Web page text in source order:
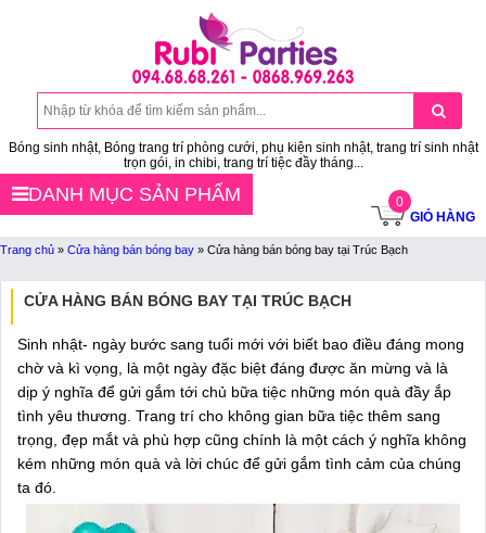
Bóng sinh nhật, Bóng trang trí phòng cưới, phụ kiện sinh nhật, trang trí sinh nhật
trọn gói, in chibi, trang trí tiệc đầy tháng...
0
GIỎ HÀNG
DANH MỤC SẢN PHẨM
Trang chủ » Cửa hàng bán bóng bay » Cửa hàng bán bóng bay tại Trúc Bạch
CỬA HÀNG BÁN BÓNG BAY TẠI TRÚC BẠCH
Sinh nhật- ngày bước sang tuổi mới với biết bao điều đáng mong
chờ và kì vọng, là một ngày đặc biệt đáng được ăn mừng và là
dịp ý nghĩa để gửi gắm tới chủ bữa tiệc những món quà đầy ắp
tình yêu thương. Trang trí cho không gian bữa tiệc thêm sang
trọng, đẹp mắt và phù hợp cũng chính là một cách ý nghĩa không
kém những món quà và lời chúc để gửi gắm tình cảm của chúng
ta đó.